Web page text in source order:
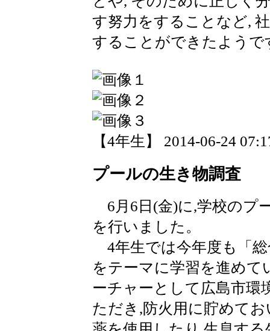
す努力をすることなど,
することができたようで
【4年生】 2014-06-24
プールの生き物調査
6月6日(金)に,学校のプ
を行いました。
4年生では今年度も「
をテーマに学習を進め
ーチャーとして広島市環
ただき,防火用に貯めて